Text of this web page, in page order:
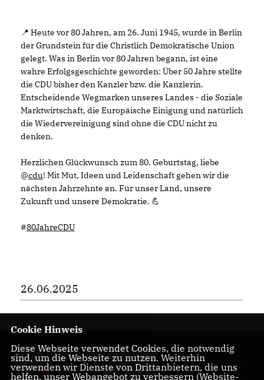
📍 Heute vor 80 Jahren, am 26. Juni 1945, wurde in Berlin
der Grundstein für die Christlich Demokratische Union
gelegt. Was in Berlin vor 80 Jahren begann, ist eine
wahre Erfolgsgeschichte geworden: Über 50 Jahre stellte
die CDU bisher den Kanzler bzw. die Kanzlerin.
Entscheidende Wegmarken unseres Landes - die Soziale
Marktwirtschaft, die Europäische Einigung und natürlich
die Wiedervereinigung sind ohne die CDU nicht zu
denken.
Herzlichen Glückwunsch zum 80. Geburtstag, liebe
@cdu! Mit Mut, Ideen und Leidenschaft gehen wir die
nächsten Jahrzehnte an. Für unser Land, unsere
Zukunft und unsere Demokratie. 💪
#80JahreCDU
26.06.2025
Herzlich
Willkommen bei der
CDU Friedrichshain-
Cookie Hinweis
Diese Webseite verwendet Cookies, die notwendig
sind, um die Webseite zu nutzen. Weiterhin
verwenden wir Dienste von Drittanbietern, die uns
helfen, unser Webangebot zu verbessern (Website-